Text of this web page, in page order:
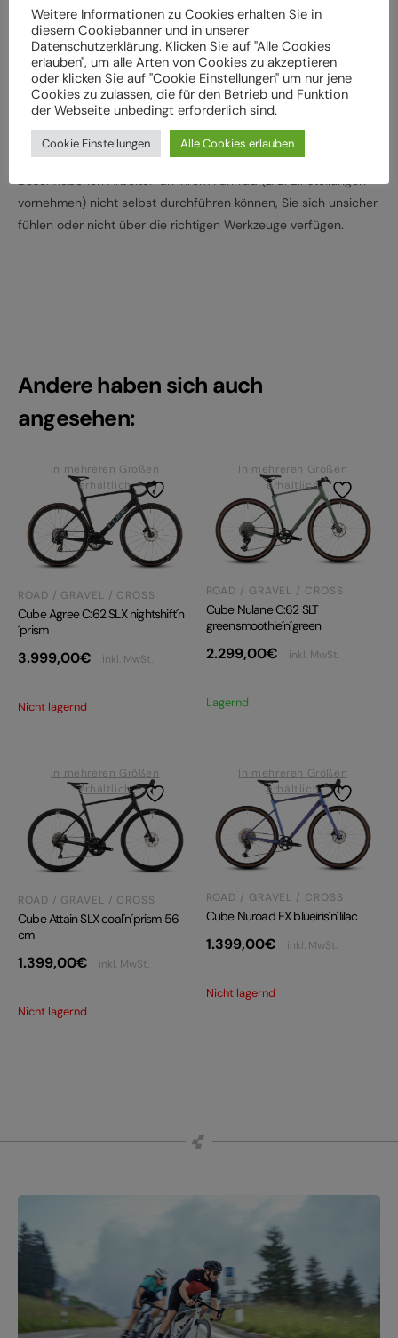
Lassen Sie das Fahrrad entsprechend den
Herstellervorgaben regelmäßig von einem Fachbetrieb
überprüfen und warten, um Gefährdungen, z. B.
verschleißbedingt, zu vermeiden
Halten Sie die angegebenen Drehmomente (Nm) für die
Wenden Sie sich an Ihren Fachhändler, wenn Sie die
beschriebenen Arbeiten an Ihrem Fahrrad (z. B. Einstellungen
vornehmen) nicht selbst durchführen können, Sie sich unsicher
fühlen oder nicht über die richtigen Werkzeuge verfügen.
Andere haben sich auch
angesehen:
In mehreren Größen
erhältlich
ROAD / GRAVEL / CROSS
Cube Agree C:62 SLX nightshift´n
´prism
3.999,00€ inkl. MwSt.
Nicht lagernd
In mehreren Größen
erhältlich
ROAD / GRAVEL / CROSS
Cube Nulane C:62 SLT
greensmoothie´n´green
2.299,00€ inkl. MwSt.
Lagernd
In mehreren Größen
erhältlich
ROAD / GRAVEL / CROSS
Cube Attain SLX coal´n´prism 56
cm
1.399,00€ inkl. MwSt.
Nicht lagernd
In mehreren Größen
erhältlich
ROAD / GRAVEL / CROSS
Cube Nuroad EX blueiris´n´lilac
1.399,00€ inkl. MwSt.
Nicht lagernd
Weitere Informationen zu Cookies erhalten Sie in
diesem Cookiebanner und in unserer
Datenschutzerklärung. Klicken Sie auf "Alle Cookies
erlauben", um alle Arten von Cookies zu akzeptieren
oder klicken Sie auf "Cookie Einstellungen" um nur jene
Cookies zu zulassen, die für den Betrieb und Funktion
der Webseite unbedingt erforderlich sind.
Cookie Einstellungen Alle Cookies erlauben